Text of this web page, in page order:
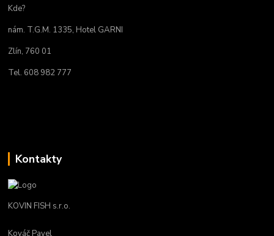
Kde?
nám. T.G.M. 1335, Hotel GARNI
Zlín, 760 01
Tel. 608 982 777
Kontakty
KOVIN FISH s.r.o.